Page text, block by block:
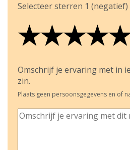
Selecteer sterren 1
★
★★
★★★
★★★★
★★★★
Omschrijf je ervaring met in
zin.
Plaats geen persoonsgegevens en of